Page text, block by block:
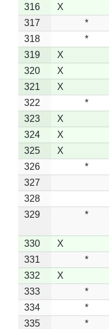
316
X
317
*
318
*
319
X
320
X
321
X
322
*
323
X
324
X
325
X
326
*
327
328
329
*
330
X
331
*
332
X
333
*
334
*
335
*